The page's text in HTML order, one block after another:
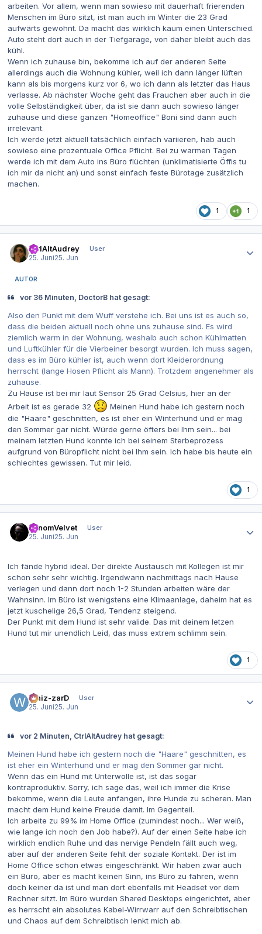
arbeiten. Vor allem, wenn man sowieso mit dauerhaft frierenden
Menschen im Büro sitzt, ist man auch im Winter die 23 Grad
aufwärts gewohnt. Da macht das wirklich kaum einen Unterschied.
Auto steht dort auch in der Tiefgarage, von daher bleibt auch das
kühl.
Wenn ich zuhause bin, bekomme ich auf der anderen Seite
allerdings auch die Wohnung kühler, weil ich dann länger lüften
kann als bis morgens kurz vor 6, wo ich dann als letzter das Haus
verlasse. Ab nächster Woche geht das Frauchen aber auch in die
volle Selbständigkeit über, da ist sie dann auch sowieso länger
zuhause und diese ganzen "Homeoffice" Boni sind dann auch
irrelevant.
Ich werde jetzt aktuell tatsächlich einfach variieren, hab auch
sowieso eine prozentuale Office Pflicht. Bei zu warmen Tagen
werde ich mit dem Auto ins Büro flüchten (unklimatisierte Öffis tu
ich mir da nicht an) und sonst einfach feste Bürotage zusätzlich
machen.
1 1
CtrlAltAudrey
User
25. Juni25. Jun
AUTOR
vor 36 Minuten, DoctorB hat gesagt:
Also den Punkt mit dem Wuff verstehe ich. Bei uns ist es auch so,
dass die beiden aktuell noch ohne uns zuhause sind. Es wird
ziemlich warm in der Wohnung, weshalb auch schon Kühlmatten
und Luftkühler für die Vierbeiner besorgt wurden. Ich muss sagen,
dass es im Büro kühler ist, auch wenn dort Kleiderordnung
herrscht (lange Hosen Pflicht als Mann). Trotzdem angenehmer als
zuhause.
Zu Hause ist bei mir laut Sensor 25 Grad Celsius, hier an der
Arbeit ist es gerade 32
Meinen Hund habe ich gestern noch
die "Haare" geschnitten, es ist eher ein Winterhund und er mag
den Sommer gar nicht. Würde gerne öfters bei Ihm sein... bei
meinem letzten Hund konnte ich bei seinem Sterbeprozess
aufgrund von Büropflicht nicht bei Ihm sein. Ich habe bis heute ein
schlechtes gewissen. Tut mir leid.
1
VenomVelvet
User
25. Juni25. Jun
Ich fände hybrid ideal. Der direkte Austausch mit Kollegen ist mir
schon sehr sehr wichtig. Irgendwann nachmittags nach Hause
verlegen und dann dort noch 1-2 Stunden arbeiten wäre der
Wahnsinn. Im Büro ist wenigstens eine Klimaanlage, daheim hat es
jetzt kuschelige 26,5 Grad, Tendenz steigend.
Der Punkt mit dem Hund ist sehr valide. Das mit deinem letzen
Hund tut mir unendlich Leid, das muss extrem schlimm sein.
1
Whiz-zarD
User
25. Juni25. Jun
vor 2 Minuten, CtrlAltAudrey hat gesagt:
Meinen Hund habe ich gestern noch die "Haare" geschnitten, es
ist eher ein Winterhund und er mag den Sommer gar nicht.
Wenn das ein Hund mit Unterwolle ist, ist das sogar
kontraproduktiv. Sorry, ich sage das, weil ich immer die Krise
bekomme, wenn die Leute anfangen, ihre Hunde zu scheren. Man
macht dem Hund keine Freude damit. Im Gegenteil.
Ich arbeite zu 99% im Home Office (zumindest noch... Wer weiß,
wie lange ich noch den Job habe?). Auf der einen Seite habe ich
wirklich endlich Ruhe und das nervige Pendeln fällt auch weg,
aber auf der anderen Seite fehlt der soziale Kontakt. Der ist im
Home Office schon etwas eingeschränkt. Wir haben zwar auch
ein Büro, aber es macht keinen Sinn, ins Büro zu fahren, wenn
doch keiner da ist und man dort ebenfalls mit Headset vor dem
Rechner sitzt. Im Büro wurden Shared Desktops eingerichtet, aber
es herrscht ein absolutes Kabel-Wirrwarr auf den Schreibtischen
und Chaos auf dem Schreibtisch lenkt mich ab.